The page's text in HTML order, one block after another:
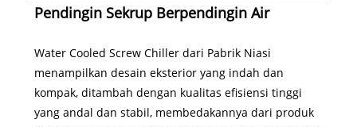
Pendingin Sekrup Berpendingin Air
Water Cooled Screw Chiller dari Pabrik Niasi
menampilkan desain eksterior yang indah dan
kompak, ditambah dengan kualitas efisiensi tinggi
yang andal dan stabil, membedakannya dari produk